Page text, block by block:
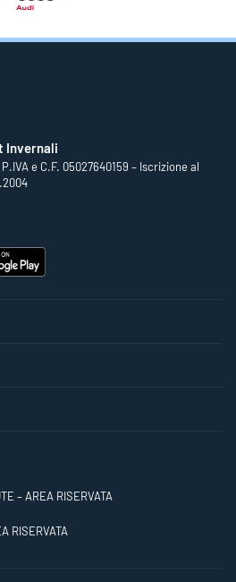
Invernali
e C.F. 05027640159 – Iscrizione al
– AREA RISERVATA
RISERVATA